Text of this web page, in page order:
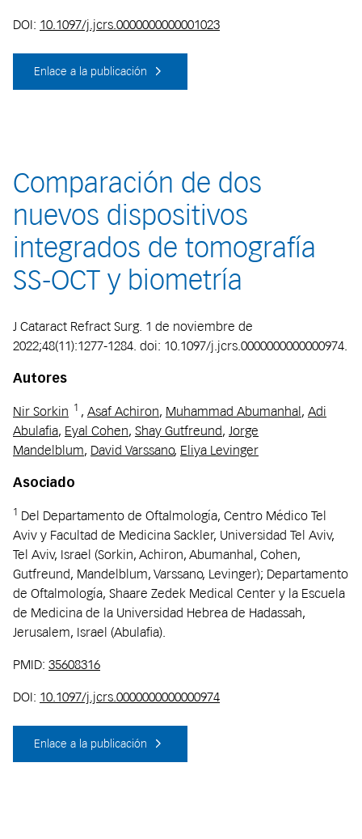
DOI: 10.1097/j.jcrs.0000000000001023
Enlace a la publicación
Comparación de dos
nuevos dispositivos
integrados de tomografía
SS-OCT y biometría
J Cataract Refract Surg. 1 de noviembre de
2022;48(11):1277-1284. doi: 10.1097/j.jcrs.0000000000000974.
Autores
Nir Sorkin 1 , Asaf Achiron, Muhammad Abumanhal, Adi
Abulafia, Eyal Cohen, Shay Gutfreund, Jorge
Mandelblum, David Varssano, Eliya Levinger
Asociado
1 Del Departamento de Oftalmología, Centro Médico Tel
Aviv y Facultad de Medicina Sackler, Universidad Tel Aviv,
Tel Aviv, Israel (Sorkin, Achiron, Abumanhal, Cohen,
Gutfreund, Mandelblum, Varssano, Levinger); Departamento
de Oftalmología, Shaare Zedek Medical Center y la Escuela
de Medicina de la Universidad Hebrea de Hadassah,
Jerusalem, Israel (Abulafia).
PMID: 35608316
DOI: 10.1097/j.jcrs.0000000000000974
Enlace a la publicación